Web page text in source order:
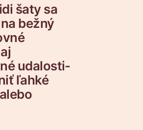
šaty sa
bežný
udalosti-
ľahké